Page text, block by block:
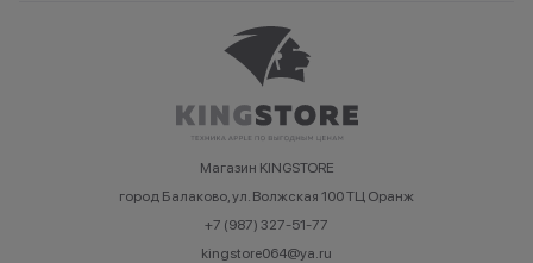
Магазин KINGSTORE
город Балаково, ул. Волжская 100 ТЦ Оранж
+7 (987) 327-51-77
kingstore064@ya.ru